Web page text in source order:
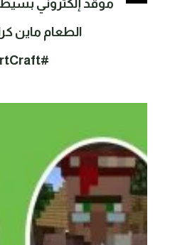
موقد إلكتروني
الطعام ماين
#SmartCraft